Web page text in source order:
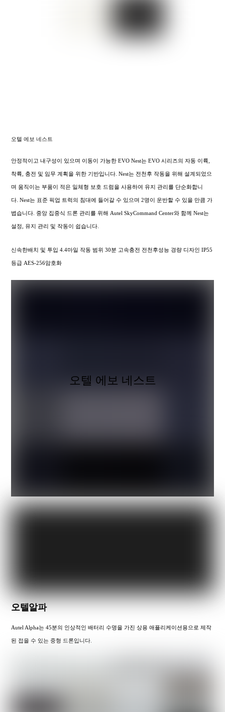
오텔 에보 네스트
안정적이고 내구성이 있으며 이동이 가능한 EVO Nest는 EVO 시리즈의 자동 이륙,
착륙, 충전 및 임무 계획을 위한 기반입니다. Nest는 전천후 작동을 위해 설계되었으
며 움직이는 부품이 적은 일체형 보호 드럼을 사용하여 유지 관리를 단순화합니
다. Nest는 표준 픽업 트럭의 침대에 들어갈 수 있으며 2명이 운반할 수 있을 만큼 가
볍습니다. 중앙 집중식 드론 관리를 위해 Autel SkyCommand Center와 함께 Nest는
설정, 유지 관리 및 작동이 쉽습니다.
신속한배치 및 투입 4.4마일 작동 범위 30분 고속충전 전천후성능 경량 디자인 IP55
등급 AES-256암호화
오텔 에보 네스트
오텔알파
Autel Alpha는 45분의 인상적인 배터리 수명을 가진 상용 애플리케이션용으로 제작
된 접을 수 있는 중형 드론입니다.